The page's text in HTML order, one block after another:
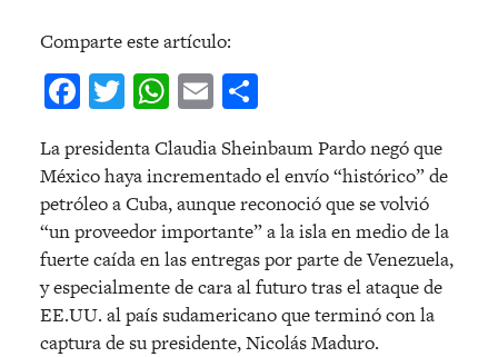
Comparte este artículo:
Facebook
Twitter
WhatsApp
Email
La presidenta Claudia Sheinbaum Pardo negó que
México haya incrementado el envío “histórico” de
petróleo a Cuba, aunque reconoció que se volvió
“un proveedor importante” a la isla en medio de la
fuerte caída en las entregas por parte de Venezuela,
y especialmente de cara al futuro tras el ataque de
EE.UU. al país sudamericano que terminó con la
captura de su presidente, Nicolás Maduro.